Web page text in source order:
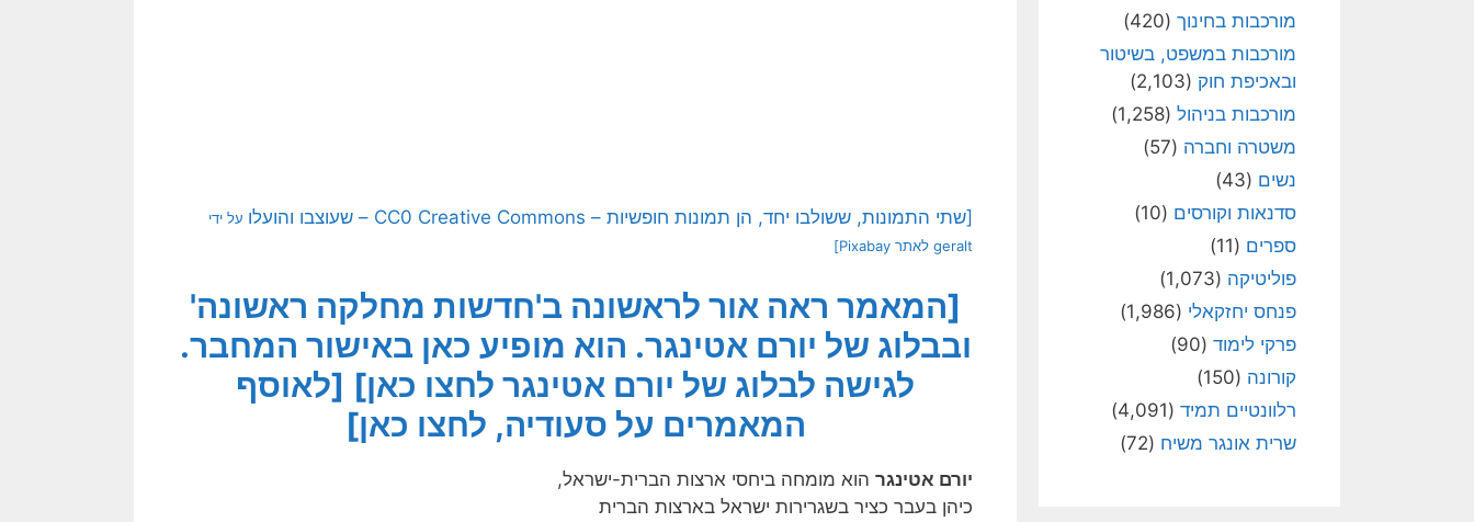
[שתי התמונות, ששולבו יחד, הן תמונות חופשיות – CC0 Creative Commons – שעוצבו והועלו
על ידי
geralt לאתר Pixabay]
[המאמר ראה אור לראשונה ב'חדשות מחלקה ראשונה'
ובבלוג של יורם אטינגר. הוא מופיע כאן באישור המחבר.
לגישה לבלוג של יורם אטינגר לחצו כאן] [לאוסף
המאמרים על סעודיה, לחצו כאן]
יורם אטינגר הוא מומחה ביחסי ארצות הברית-ישראל,
כיהן בעבר כציר בשגרירות ישראל בארצות הברית
מורכבות בחינוך (420)
מורכבות במשפט, בשיטור
ובאכיפת חוק (2,103)
מורכבות בניהול (1,258)
משטרה וחברה (57)
נשים (43)
סדנאות וקורסים (10)
ספרים (11)
פוליטיקה (1,073)
פנחס יחזקאלי (1,986)
פרקי לימוד (90)
קורונה (150)
רלוונטיים תמיד (4,091)
שרית אונגר משיח (72)